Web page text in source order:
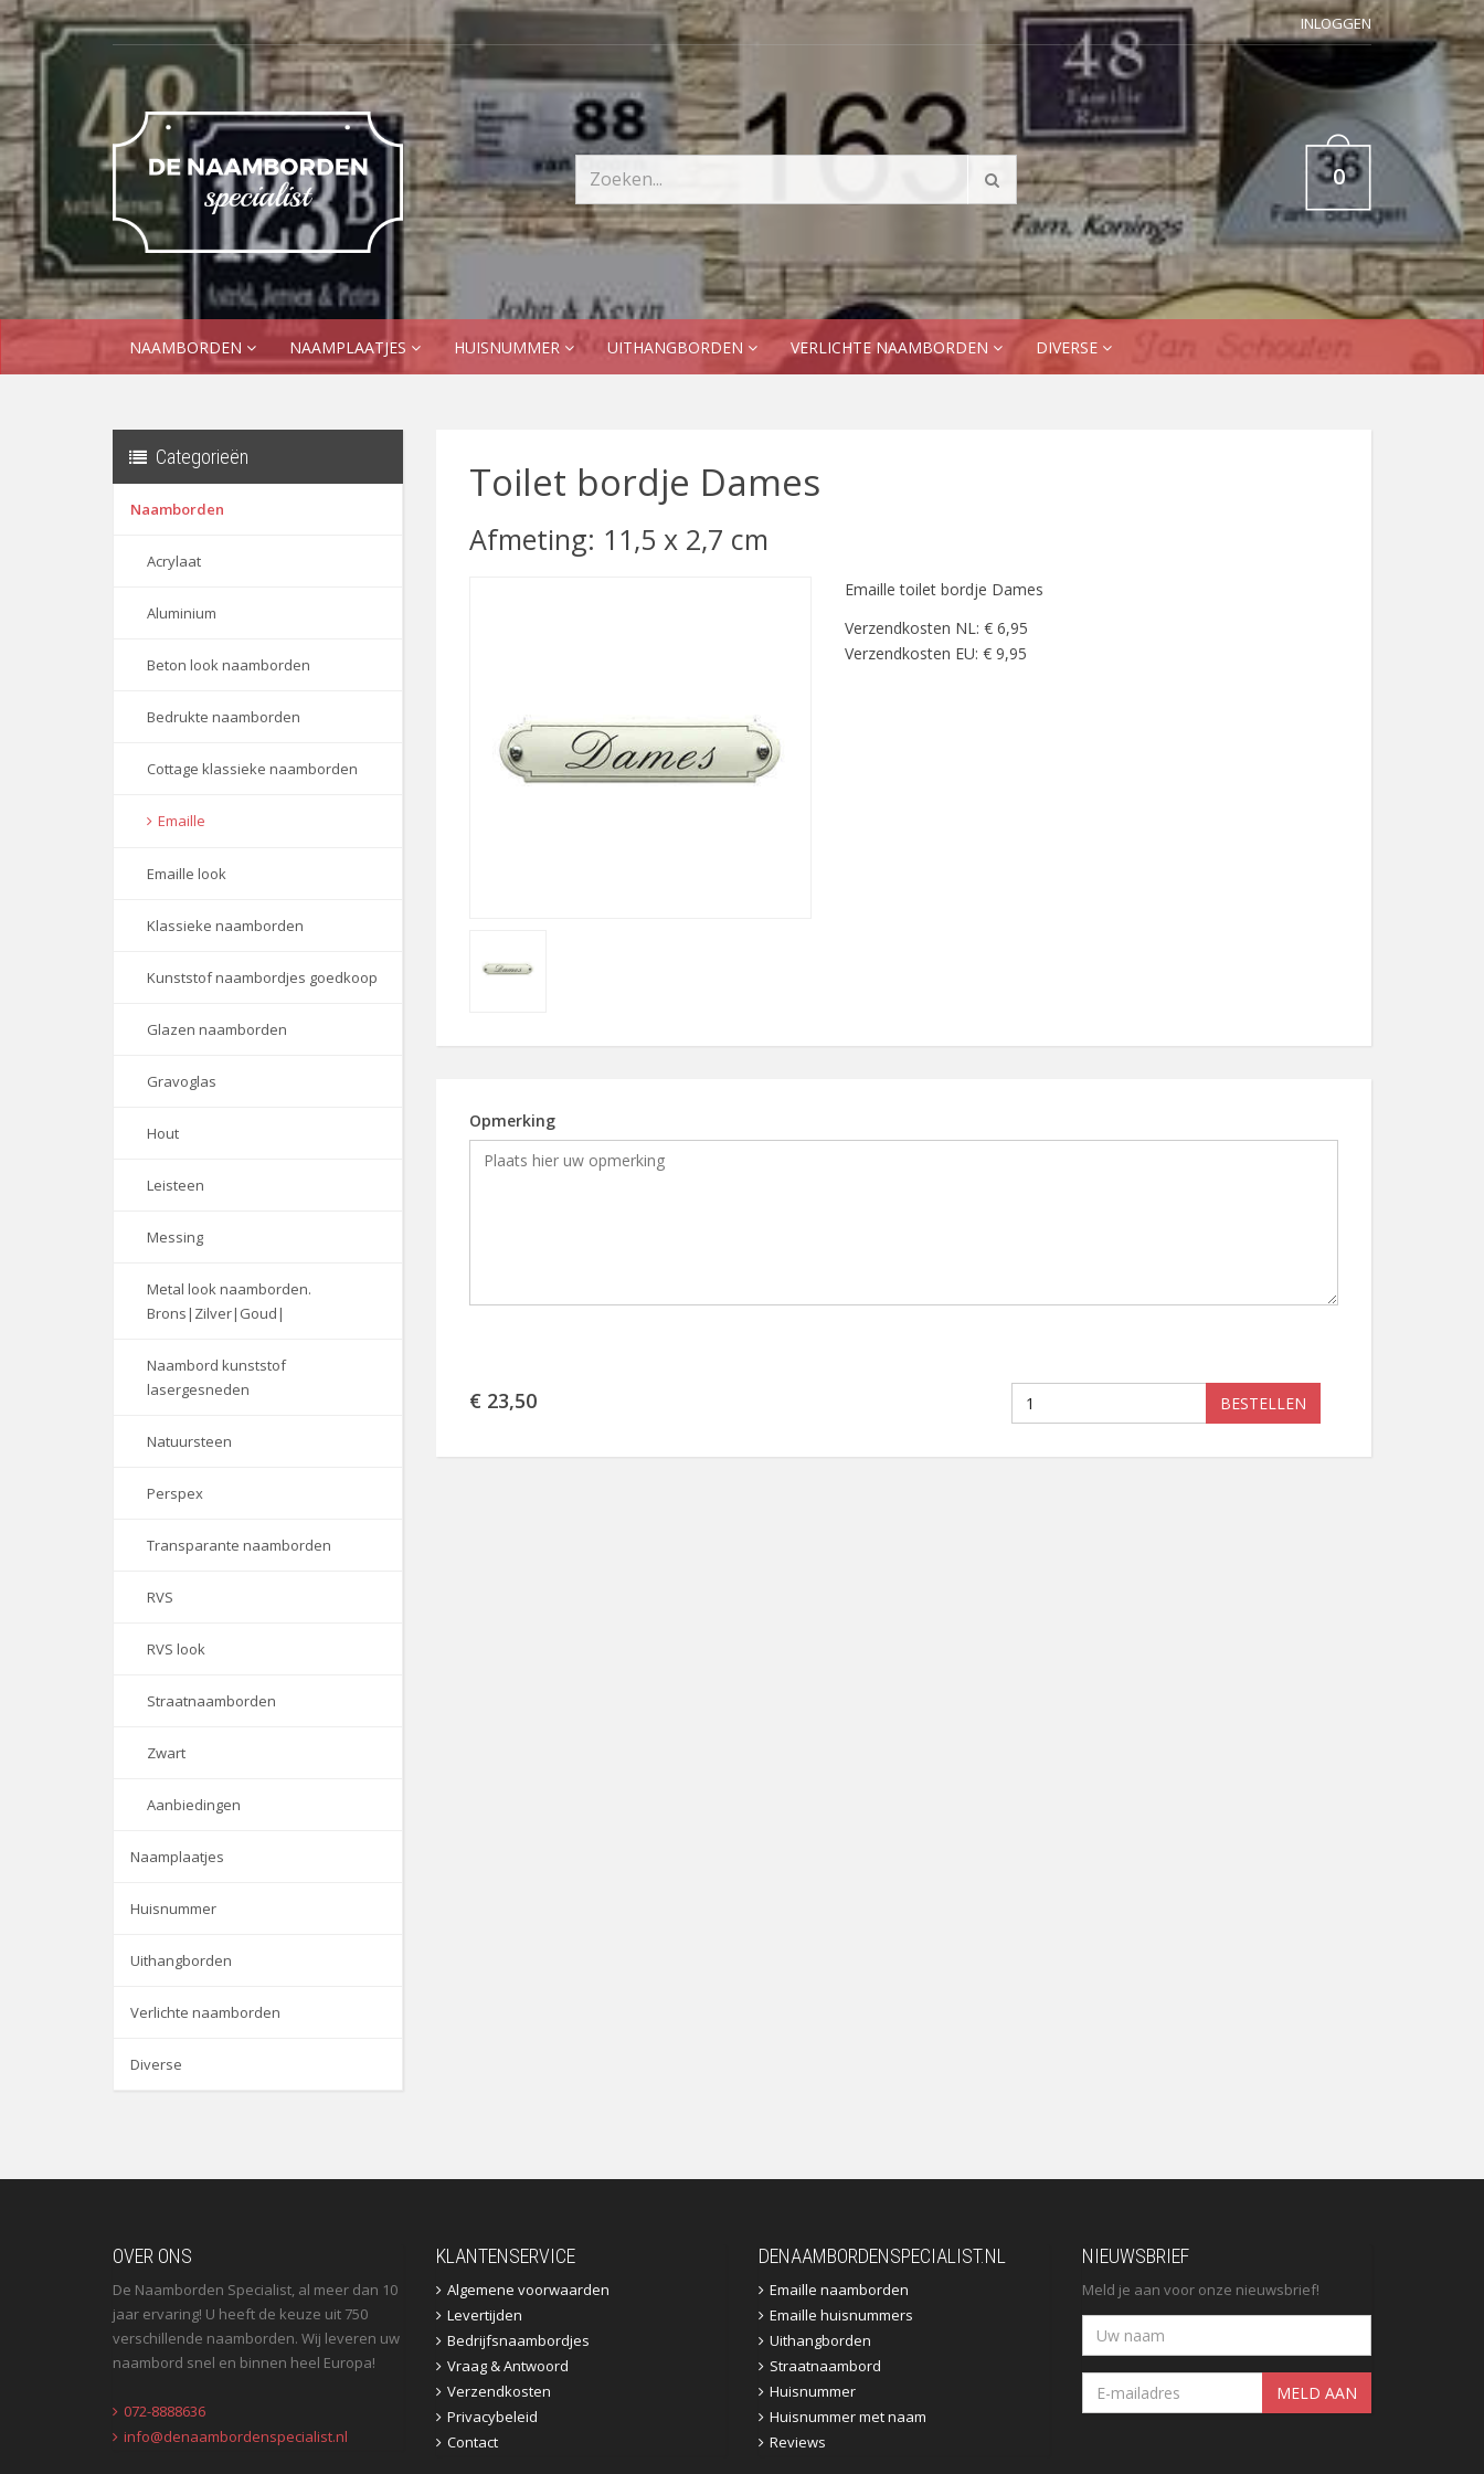
INLOGGEN
0
NAAMBORDEN NAAMPLAATJES HUISNUMMER UITHANGBORDEN VERLICHTE NAAMBORDEN DIVERSE
Categorieën
Naamborden
Acrylaat
Aluminium
Beton look naamborden
Bedrukte naamborden
Cottage klassieke naamborden
Emaille
Emaille look
Klassieke naamborden
Kunststof naambordjes goedkoop
Glazen naamborden
Gravoglas
Hout
Leisteen
Messing
Metal look naamborden.
Brons|Zilver|Goud|
Naambord kunststof
lasergesneden
Natuursteen
Perspex
Transparante naamborden
RVS
RVS look
Straatnaamborden
Zwart
Aanbiedingen
Naamplaatjes
Huisnummer
Uithangborden
Verlichte naamborden
Diverse
Toilet bordje Dames
Afmeting: 11,5 x 2,7 cm
Emaille toilet bordje Dames
Verzendkosten NL: € 6,95
Verzendkosten EU: € 9,95
Opmerking
€ 23,50 BESTELLEN
OVER ONS
De Naamborden Specialist, al meer dan 10
jaar ervaring! U heeft de keuze uit 750
verschillende naamborden. Wij leveren uw
naambord snel en binnen heel Europa!
072-8888636
info@denaambordenspecialist.nl
KLANTENSERVICE
Algemene voorwaarden
Levertijden
Bedrijfsnaambordjes
Vraag & Antwoord
Verzendkosten
Privacybeleid
Contact
DENAAMBORDENSPECIALIST.NL
Emaille naamborden
Emaille huisnummers
Uithangborden
Straatnaambord
Huisnummer
Huisnummer met naam
Reviews
NIEUWSBRIEF
Meld je aan voor onze nieuwsbrief!
MELD AAN